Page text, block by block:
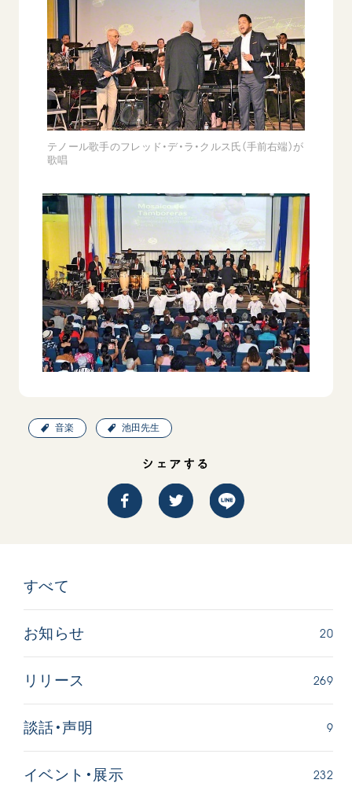
テノール歌手のフレッド・デ・ラ・クルス氏（手前右端）が
歌唱
音楽 池田先生
シェアする
すべて
お知らせ 20
リリース 269
談話・声明 9
イベント・展示 232